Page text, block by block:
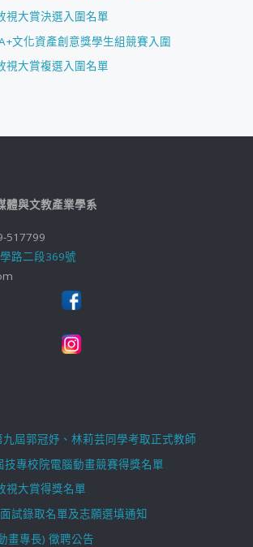
視大賞決選入圍名單
文化資產創意獎學生組競賽入圍
視大賞複選入圍名單
體與文教產業學系
517799
路二段369號
九屆郭冠妤、林莉芸同學考取正式教師
技專校院電腦動畫競賽得獎名單
視大賞得獎名單
試錄取名單及志願選填通知
畫專長) 徵聘公告